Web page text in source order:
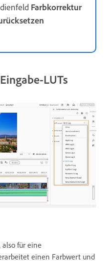
Farbkorrektur
LUTs
also für eine
einen Farbwert und